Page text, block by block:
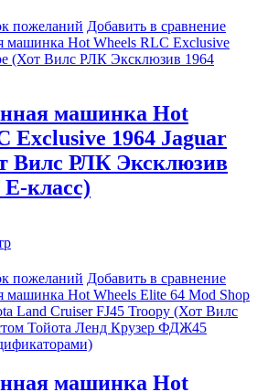
пожеланий Добавить в сравнение
машинка Hot
Exclusive 1964 Jaguar
Вилс РЛК Эксклюзив
Е-класс)
пожеланий Добавить в сравнение
машинка Hot